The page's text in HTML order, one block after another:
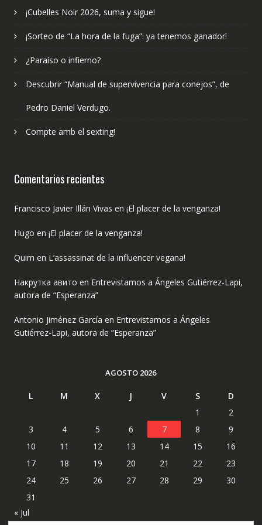
¡Cubelles Noir 2026, suma y sigue!
¡Sorteo de “La hora de la fuga”: ya tenemos ganador!
¿Paraíso o infierno?
Descubrir “Manual de supervivencia para conejos”, de
Pedro Daniel Verdugo.
Compte amb el sexting!
Comentarios recientes
Francisco Javier Illán Vivas en ¡El placer de la venganza!
Hugo en ¡El placer de la venganza!
Quim en L’assassinat de la influencer vegana!
Накрутка авито en Entrevistamos a Ángeles Gutiérrez-Lapi,
autora de “Esperanza”
Antonio Jiménez García en Entrevistamos a Ángeles
Gutiérrez-Lapi, autora de “Esperanza”
AGOSTO 2026
L M X J V S
D
1
2
3
4 5 6 7 8
9
10
11 12 13 14 15
16
17
18 19 20 21 22
23
24
25 26 27 28 29
30
31
« Jul